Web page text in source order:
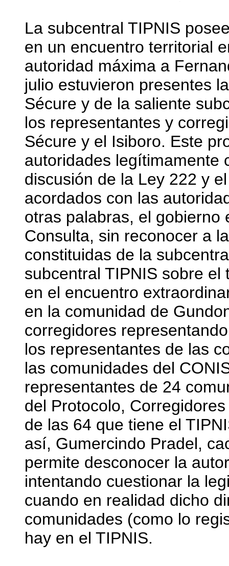
La subcentral TIPNIS
en un encuentro territorial
autoridad máxima a
julio estuvieron presentes
Sécure y de la saliente
los representantes y
Sécure y el Isiboro. Este
autoridades legítimamente
discusión de la Ley 222 y
acordados con las
otras palabras, el gobierno
Consulta, sin reconocer a
constituidas de la
subcentral TIPNIS sobre
en el encuentro
en la comunidad de
corregidores
los representantes de las
las comunidades del
representantes de 24
del Protocolo,
de las 64 que tiene el
así, Gumercindo Pradel,
permite desconocer la
intentando cuestionar la
cuando en realidad dicho
comunidades (como lo
hay en el TIPNIS.